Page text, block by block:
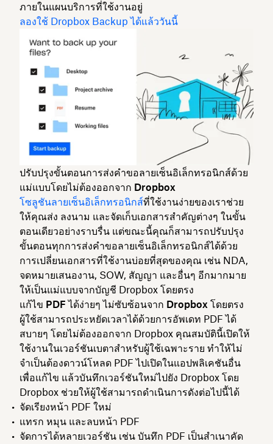
ภายในแผนบริการที่ใช้งานอยู่
ลองใช้ Dropbox Backup ได้แล้ววันนี้
ปรับปรุงขั้นตอนการส่งคำขอลายเซ็นอิเล็กทรอนิกส์ด้วย
แม่แบบโดยไม่ต้องออกจาก Dropbox
โซลูชันลายเซ็นอิเล็กทรอนิกส์ที่ใช้งานง่ายของเราช่วย
ให้คุณส่ง ลงนาม และจัดเก็บเอกสารสำคัญต่างๆ ในขั้น
ตอนเดียวอย่างราบรื่น แต่ขณะนี้คุณก็สามารถปรับปรุง
ขั้นตอนทุกการส่งคำขอลายเซ็นอิเล็กทรอนิกส์ได้ด้วย
การเปลี่ยนเอกสารที่ใช้งานบ่อยที่สุดของคุณ เช่น NDA,
จดหมายเสนองาน, SOW, สัญญา และอื่นๆ อีกมากมาย
ให้เป็นแม่แบบจากบัญชี Dropbox โดยตรง
แก้ไข PDF ได้ง่ายๆ ไม่ซับซ้อนจาก Dropbox โดยตรง
ผู้ใช้สามารถประหยัดเวลาได้ด้วยการอัพเดท PDF ได้
สบายๆ โดยไม่ต้องออกจาก Dropbox คุณสมบัตินี้เปิดให้
ใช้งานในเวอร์ชันเบตาสำหรับผู้ใช้เฉพาะราย ทำให้ไม่
จำเป็นต้องดาวน์โหลด PDF ไปเปิดในแอปพลิเคชันอื่น
เพื่อแก้ไข แล้วบันทึกเวอร์ชันใหม่ไปยัง Dropbox โดย
Dropbox ช่วยให้ผู้ใช้สามารถดำเนินการดังต่อไปนี้ได้
จัดเรียงหน้า PDF ใหม่
แทรก หมุน และลบหน้า PDF
จัดการได้หลายเวอร์ชัน เช่น บันทึก PDF เป็นสำเนาคัด